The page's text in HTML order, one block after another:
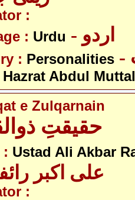
:
: Urdu - اردو
: Personalities
Hazrat Abdul
e Zulqarnain
حقیقتِ
: Ustad Ali Akbar
علی اکبر
: